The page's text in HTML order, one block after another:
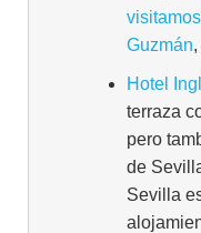
Guzmán
Hotel
terraza
pero
de
Sevilla